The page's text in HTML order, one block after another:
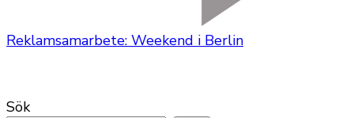
Reklamsamarbete: Weekend i Berlin
Sök